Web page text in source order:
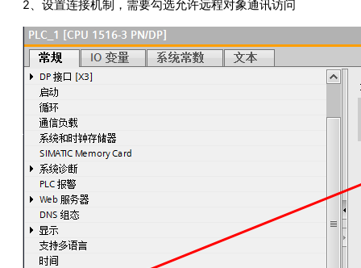
2、设置连接机制，需要勾选允许远程对象通讯访问